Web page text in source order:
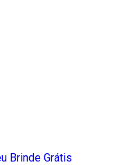
Brinde Grátis